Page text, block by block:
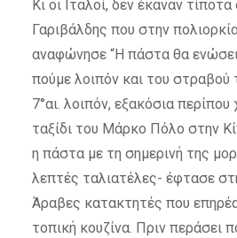
Κι οι Ιταλοί, δεν έκαναν τίποτα
Γαριβάλδης που στην
αναφώνησε “Η πάστα θα ενώσει
πούμε λοιπόν και του στραβού
7°αι. λοιπόν, εξακόσια περίπου
ταξίδι του Μάρκο Πόλο στην
η πάστα με τη σημερινή της
λεπτές ταλιατέλες- έφτασε
Άραβες κατακτητές που
τοπική κουζίνα. Πριν περάσει